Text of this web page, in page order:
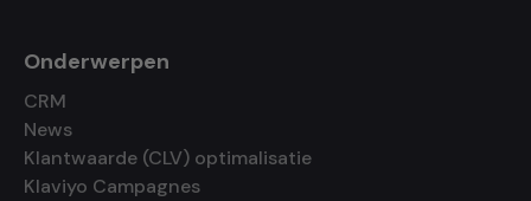
Onderwerpen
CRM
News
Klantwaarde (CLV) optimalisatie
Klaviyo Campagnes